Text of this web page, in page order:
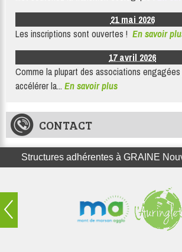
21 mai 2026
Les inscriptions sont ouvertes ! En savoir
17 avril 2026
Comme la plupart des associations
accélérer la... En savoir plus
CONTACT
Structures adhérentes à GRAINE